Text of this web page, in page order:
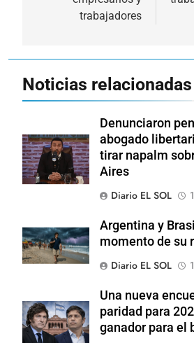
trabajadores
Noticias relacionadas
Denunciaron
abogado
tirar napalm
Aires
Diario EL SOL
Argentina y
momento de su
Diario EL SOL
Una nueva
paridad para
ganador para el